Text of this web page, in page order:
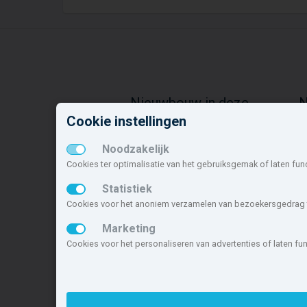
Nieuwbouw in deze
gemeente
Actuele nieuwbouwprojecten
Toekomstige nieuwbouwaanbod
Koopwoningen
Huurwoningen en appartementen
Cookie instellingen
Noodzakelijk
Cookies ter optimalisatie van het gebruiksgemak of laten
Statistiek
Cookies voor het anoniem verzamelen van
Marketing
Cookies voor het personaliseren van advertenties of laten